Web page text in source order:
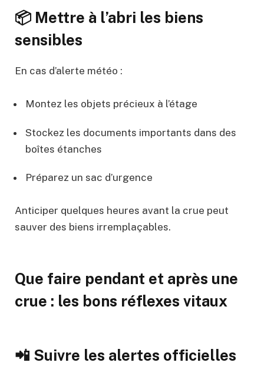
📦 Mettre à l’abri les biens
sensibles
En cas d’alerte météo :
Montez les objets précieux à l’étage
Stockez les documents importants dans des
boîtes étanches
Préparez un sac d’urgence
Anticiper quelques heures avant la crue peut
sauver des biens irremplaçables.
Que faire pendant et après une
crue : les bons réflexes vitaux
📲 Suivre les alertes officielles